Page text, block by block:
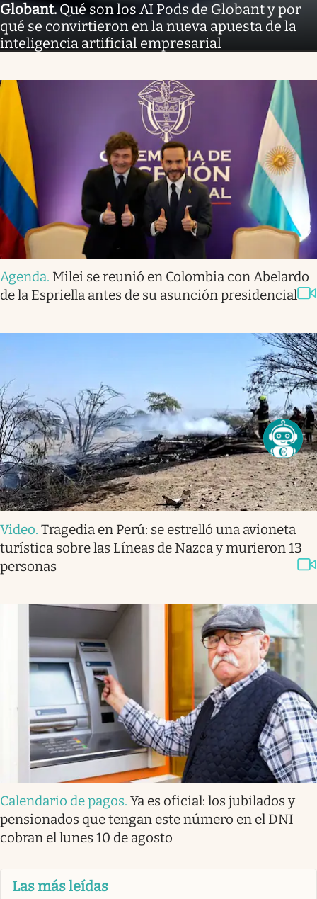
Globant.Qué son los AI Pods de Globant y por
qué se convirtieron en la nueva apuesta de la
inteligencia artificial empresarial
Agenda. Milei se reunió en Colombia con Abelardo
de la Espriella antes de su asunción presidencial
Video. Tragedia en Perú: se estrelló una avioneta
turística sobre las Líneas de Nazca y murieron 13
personas
Calendario de pagos. Ya es oficial: los jubilados y
pensionados que tengan este número en el DNI
cobran el lunes 10 de agosto
Las más leídas